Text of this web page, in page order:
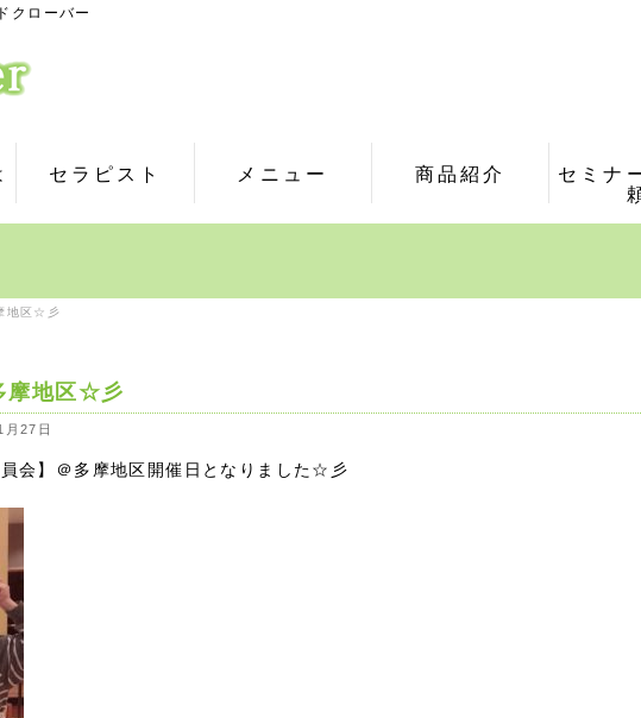
クローバー
セラピスト メニュー 商品紹介
セミナ
地区☆彡
摩地区☆彡
27日
会】＠多摩地区開催日となりました☆彡